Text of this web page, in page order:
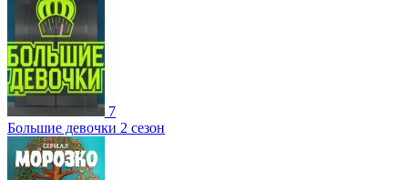
7
Большие девочки 2 сезон